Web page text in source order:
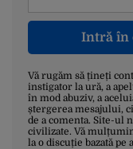
Intră în
Vă rugăm să țineți
instigator la ură, a
în mod abuziv, a
ștergerea mesajului,
de a comenta. Site-ul
civilizate. Vă
la o discuție bazată pe